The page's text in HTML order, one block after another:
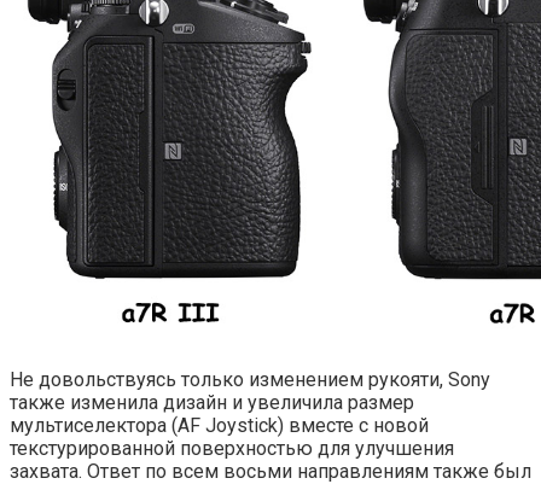
Не довольствуясь только изменением рукояти, Sony
также изменила дизайн и увеличила размер
мультиселектора (AF Joystick) вместе с новой
текстурированной поверхностью для улучшения
захвата. Ответ по всем восьми направлениям также был